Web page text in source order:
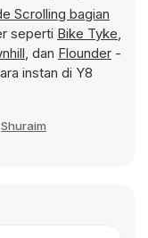
Scrolling bagian
seperti Bike Tyke,
, dan Flounder -
instan di Y8
Shuraim